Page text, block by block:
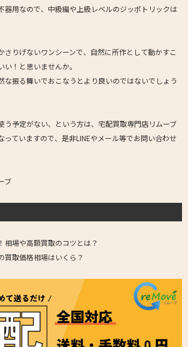
器用なので、中級編や上級レベルのジッポトリックは
さりげないワンシーンで、自然に所作として動かすこ
！と思いませんか。
な振る舞いでおこなうとより良いのではないでしょう
う予定がない、という方は、宅配買取専門店リムーブ
っていますので、是非LINEやメール等でお問い合わせ
ブ
場や高額買取のコツとは？
取価格相場はいくら？